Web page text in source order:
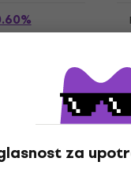
za